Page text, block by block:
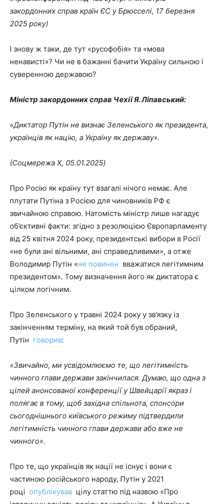
закордонних справ країн ЄС у Брюсселі, 17 березня
2025 року)
І знову ж таки, де тут «русофобія» та «мова
ненависті»? Чи не в бажанні бачити Україну сильною і
суверенною державою?
Міністр закордонних справ Чехії Я. Ліпавський:
«Диктатор Путін не визнає Зеленського як президента,
українців як націю, а Україну як державу».
(Соцмережа X, 05.01.2025)
Про Росію як країну тут взагалі нічого немає. Але
плутати Путіна з Росією для чиновників РФ є
звичайною справою. Натомість міністр лише нагадує
об’єктивні факти: згідно з резолюцією Європарламенту
від 25 квітня 2024 року, президентські вибори в Росії
«не були ані вільними, ані справедливими», а отже
Володимир Путін «не повинен вважатися легітимним
президентом». Тому визначення його як диктатора є
цілком логічним.
Про Зеленського у травні 2024 року у зв’язку із
закінченням терміну, на який той був обраний,
Путін говорив:
«Звичайно, ми усвідомлюємо те, що легітимність
чинного глави держави закінчилася. Думаю, що одна з
цілей анонсованої конференції у Швейцарії якраз і
полягає в тому, щоб західна спільнота, спонсори
сьогоднішнього київського режиму підтвердили
легітимність чинного глави держави або вже не
чинного».
Про те, що українців як нації не існує і вони є
частиною російського народу, Путін у 2021
році опублікував цілу статтю під назвою «Про